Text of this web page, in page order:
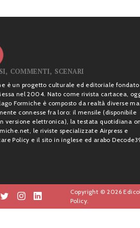
COMMENTI, SCENARI
è un progetto culturale ed editoriale fondato
nel 2004. Nato come rivista cartacea,
Formiche è composto da realtà diverse ma
connesse fra loro: il mensile (disponibile
versione elettronica), la testata quotidiana
le riviste specializzate Airpress e
Policy e il sito in inglese ed arabo
Copyright © 2026
Policy.